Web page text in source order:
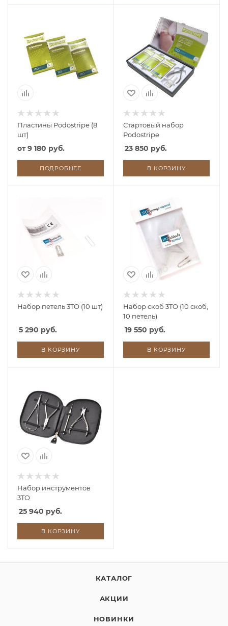
Пластины Podostripe (8
шт)
от9 180 руб.
ПОДРОБНЕЕ
Стартовый набор
Podostripe
23 850 руб.
В КОРЗИНУ
Набор петель 3TO (10 шт)
5 290 руб.
В КОРЗИНУ
Набор скоб 3TO (10 скоб,
10 петель)
19 550 руб.
В КОРЗИНУ
Набор инструментов
3TO
25 940 руб.
В КОРЗИНУ
КАТАЛОГ
АКЦИИ
НОВИНКИ